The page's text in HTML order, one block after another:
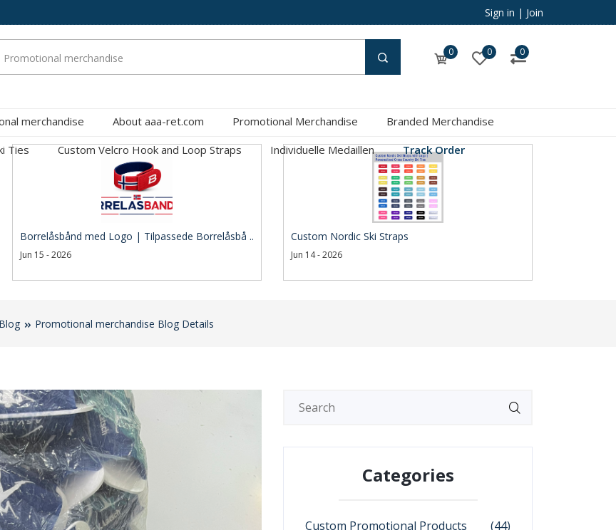
Sign in | Join
0 0 0
merchandise About aaa-ret.com Promotional Merchandise
Branded Merchandise
Ties
Custom Velcro Hook and Loop Straps Individuelle Medaillen Track Order
Borrelåsbånd med Logo | Tilpassede Borrelåsbå ..
Jun 15 - 2026
Custom Nordic Ski Straps
Jun 14 - 2026
Promotional merchandise Blog Details
Categories
Custom Promotional Products
(44)